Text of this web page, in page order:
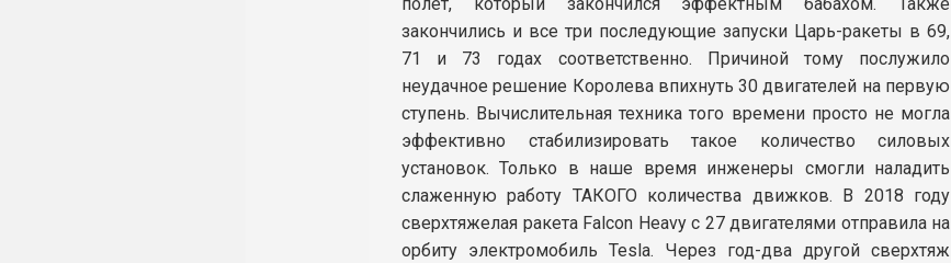
закончились и все три последующие запуски Царь-ракеты в 69,
71 и 73 годах соответственно. Причиной тому послужило
неудачное решение Королева впихнуть 30 двигателей на первую
ступень. Вычислительная техника того времени просто не могла
эффективно стабилизировать такое количество силовых
установок. Только в наше время инженеры смогли наладить
слаженную работу ТАКОГО количества движков. В 2018 году
сверхтяжелая ракета Falcon Heavy с 27 двигателями отправила на
орбиту электромобиль Tesla. Через год-два другой сверхтяж